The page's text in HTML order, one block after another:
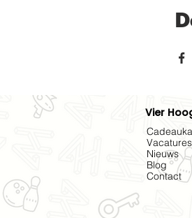
Vier
Vacatures
Nieuws
Blog
Contact